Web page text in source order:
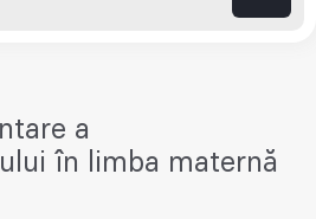
a
în limba maternă